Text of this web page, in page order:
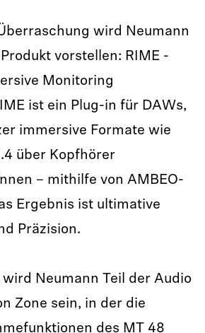
wird Neumann
vorstellen: RIME -
Monitoring
ist ein Plug-in für DAWs,
immersive Formate wie
über Kopfhörer
– mithilfe von AMBEO-
Ergebnis ist ultimative
Präzision.
Neumann Teil der Audio
Zone sein, in der die
des MT 48